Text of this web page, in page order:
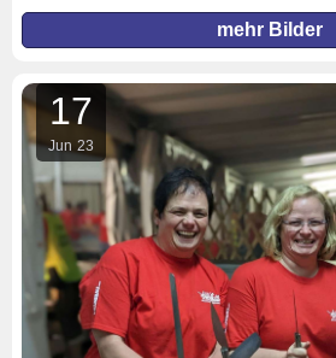
mehr Bilder
17
Jun 23